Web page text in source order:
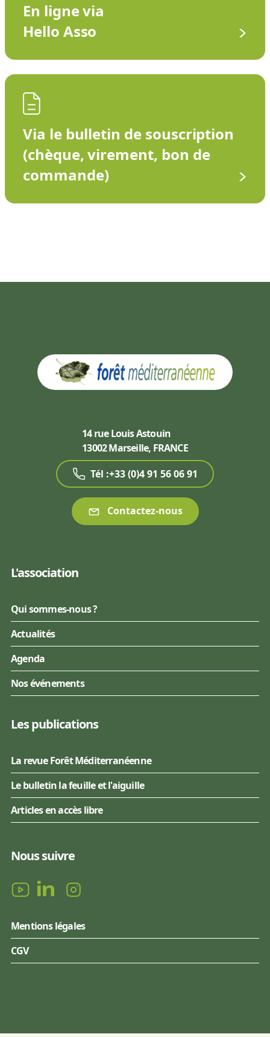
En ligne via
Hello Asso
Via le bulletin de souscription
(chèque, virement, bon de
commande)
14 rue Louis Astouin
13002 Marseille, FRANCE
Tél :+33 (0)4 91 56 06 91
Contactez-nous
L'association
Qui sommes-nous ?
Actualités
Agenda
Nos événements
Les publications
La revue Forêt Méditerranéenne
Le bulletin la feuille et l'aiguille
Articles en accès libre
Nous suivre
Mentions légales
CGV